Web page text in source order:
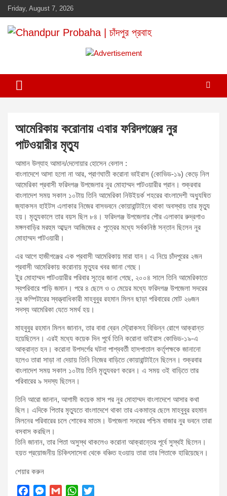
Skip
to
content
Friday, August 7, 2026
Chandpur Probaha | চাঁদপুর প্রবাহ
v
e
i
s
e
m
e
n
t
:
আমেরিকায় করোনায় এবার ফরিদগঞ্জের নুর
পাটওয়ারীর মৃত্যু
আমান উল্যাহ আমান/দেলোয়ার হোসেন বেলাল :
বাংলাদেশে আসা হলো না আর, প্রাণঘাতী করোনা ভাইরাস (কোভিড-১৯) কেড়ে নিল
আমেরিকা প্রবাসী ফরিদগঞ্জ উপজেলার নুর মোহাম্মদ পাটওয়ারীর প্রান। শুক্রবার
বাংলাদেশ সময় সকাল ১০টায় তিনি আমেরিকা নিউইয়র্ক শহরের বাংলাদেশী অধ্যুষিত
জ্যাকসন হাইটস এলাকার নিজের বাসভবনে কোয়ারান্টাইনে থাকা অবস্থায় তার মৃত্যু
হয়। মৃত্যুকালে তার বয়স ছিল ৮৪। ফরিদগঞ্জ উপজেলার পৌর এলাকার রুদ্রগাও
মঙ্গলবাড়ির মরহুম আব্দুল আজিজের ৫ পুত্রের মধ্যে সর্বকনিষ্ঠ সন্তান ছিলেন নুর
মোহাম্মদ পাটওয়ারী।
এর আগে হাজীগঞ্জের এক প্রবাসী আমেরিকায় মারা যান। এ নিয়ে চাঁদপুরের ২জন
প্রবাসী আমেরিকায় করোনায় মৃত্যুর খবর জানা গেছে।
ইুর মোহাম্মদ পাটওয়ারীর পরিবার সূত্রে জানা গেছে, ২০০৪ সালে তিনি আমেরিকাতে
স্বপরিবারে পাড়ি জমান। পরে ৪ ছেলে ও ৩ মেয়ের মধ্যে ফরিদগঞ্জ উপজেলা সদরের
নুর কম্পিটারের স্বত্ত্বাধিকারী মাহবুবুর রহমান মিলন ছাড়া পরিবারের মোট ২৬জন
সদস্য আমেরিকা যেতে সমর্থ হয়।
মাহবুবুর রহমান মিলন জানান, তার বাবা ব্রেন স্ট্রোকসহ বিভিন্ন রোগে আক্রান্ত
হয়েছিলেন। এরই মধ্যে কয়েক দিন পুর্বে তিনি করোনা ভাইরাস কোভিড-১৯-এ
আক্রান্ত হন। করোনা উপসর্গের ঘটনা পাশ্ববর্তী হাসপাতাল কর্তৃপক্ষকে জানানো
হলেও তারা সাড়া না দেয়ায় তিনি নিজের বাড়িতে কোয়ারান্টাইনে ছিলেন। শুক্রবার
বাংলাদেশ সময় সকাল ১০টায় তিনি মৃত্যুবরণ করেন। এ সময় ওই বাড়িতে তার
পরিবারের ৯ সদস্য ছিলেন।
তিনি আরো জানান, আগামী কয়েক মাস পর নুর মোহাম্মদ বাংলাদেশে আসার কথা
ছিল। এদিকে পিতার মৃত্যুতে বাংলাদেশে থাকা তার একমাত্র ছেলে মাহবুবুর রহমান
মিলনের পরিবারের চলে শোকের মাতম। উপজেলা সদরের পশ্চিম বাজার নুর ভবনে তারা
বসবাস করছিল।
তিনি জানান, তার পিতা অসুস্থ থাকলেও করোনা আক্রান্তের পূর্বে সুস্থই ছিলেন।
হয়ত প্রয়োজনীয় চিকিৎসাসেবা থেকে বঞ্চিত হওয়ায় তারা তার পিতাকে হারিয়েছেন।
শেয়ার করুন
M
G
W